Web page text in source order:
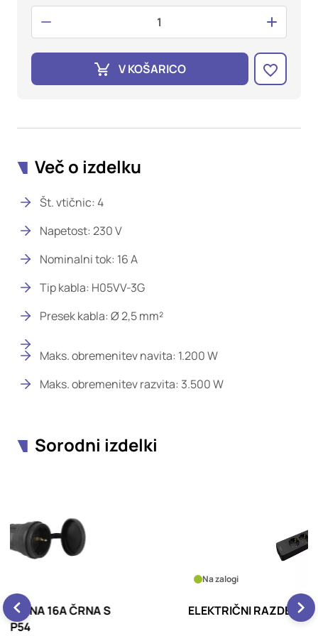
V KOŠARICO
Več o izdelku
Št. vtičnic: 4
Napetost: 230 V
Nominalni tok: 16 A
Tip kabla: H05VV-3G
Presek kabla: Ø 2,5 mm²
Maks. obremenitev navita: 1.200 W
Maks. obremenitev razvita: 3.500 W
Sorodni izdelki
ELEKTRIČNI RAZDELILNIK Z 6 VTIČNICAMI VID
vaših interesov, ki ga nato uporabijo za prikazovanje ustreznih
zavrnete uporabo teh piškotkov, ne boste deležni našega
ciljnega spletnega oglaševanja.